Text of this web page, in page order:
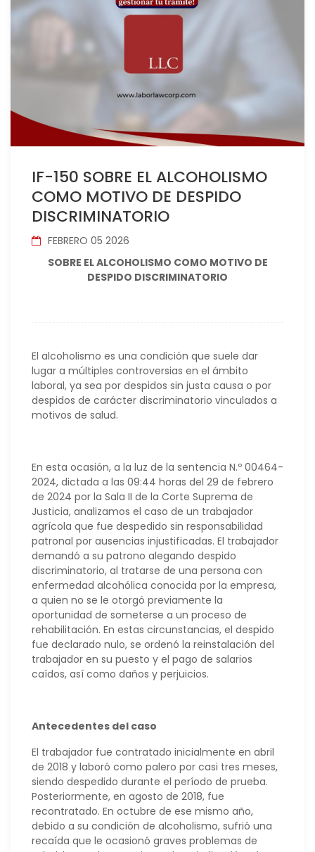
IF-150 SOBRE EL ALCOHOLISMO
COMO MOTIVO DE DESPIDO
DISCRIMINATORIO
FEBRERO 05 2026
SOBRE EL ALCOHOLISMO COMO MOTIVO DE
DESPIDO DISCRIMINATORIO
El alcoholismo es una condición que suele dar
lugar a múltiples controversias en el ámbito
laboral, ya sea por despidos sin justa causa o por
despidos de carácter discriminatorio vinculados a
motivos de salud.
En esta ocasión, a la luz de la sentencia N.º 00464-
2024, dictada a las 09:44 horas del 29 de febrero
de 2024 por la Sala II de la Corte Suprema de
Justicia, analizamos el caso de un trabajador
agrícola que fue despedido sin responsabilidad
patronal por ausencias injustificadas. El trabajador
demandó a su patrono alegando despido
discriminatorio, al tratarse de una persona con
enfermedad alcohólica conocida por la empresa,
a quien no se le otorgó previamente la
oportunidad de someterse a un proceso de
rehabilitación. En estas circunstancias, el despido
fue declarado nulo, se ordenó la reinstalación del
trabajador en su puesto y el pago de salarios
caídos, así como daños y perjuicios.
Antecedentes del caso
El trabajador fue contratado inicialmente en abril
de 2018 y laboró como palero por casi tres meses,
siendo despedido durante el período de prueba.
Posteriormente, en agosto de 2018, fue
recontratado. En octubre de ese mismo año,
debido a su condición de alcoholismo, sufrió una
recaída que le ocasionó graves problemas de